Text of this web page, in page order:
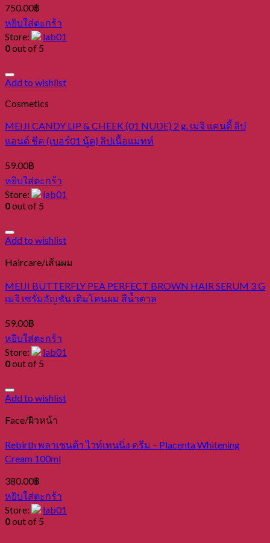
750.00฿
หยิบใส่ตะกร้า
Store:
lab01
0out of 5
Add to wishlist
Cosmetics
MEIJI CANDY LIP & CHEEK (01 NUDE) 2 g. เมจิ แคนดี้ ลิป
แอนด์ ชีค (เบอร์01 นู้ด) ลิปเนื้อแมทท์
59.00฿
หยิบใส่ตะกร้า
Store:
lab01
0out of 5
Add to wishlist
Haircare/เส้นผม
MEIJI BUTTERFLY PEA PERFECT BROWN HAIR SERUM 3 G
เมจิ เซรั่มอัญชัน เติมโคนผม สีน้ำตาล
59.00฿
หยิบใส่ตะกร้า
Store:
lab01
0out of 5
Add to wishlist
Face/ผิวหน้า
Rebirth พลาเซนต้า ไวท์เทนนิ่ง ครีม – Placenta Whitening
Cream 100ml
380.00฿
หยิบใส่ตะกร้า
Store:
lab01
0out of 5